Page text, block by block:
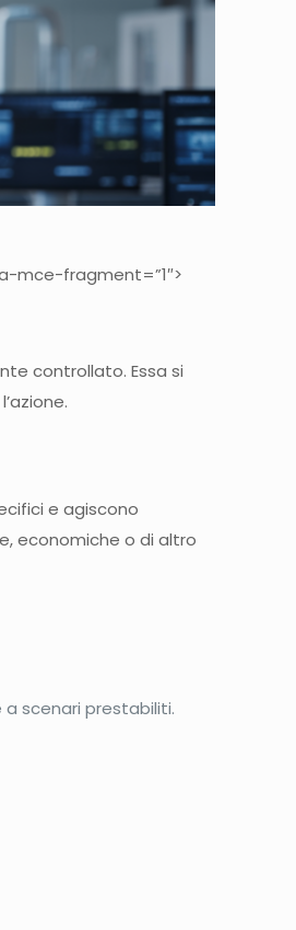
mce-fragment=”1″>
controllato. Essa si
e agiscono
economiche o di altro
scenari prestabiliti.